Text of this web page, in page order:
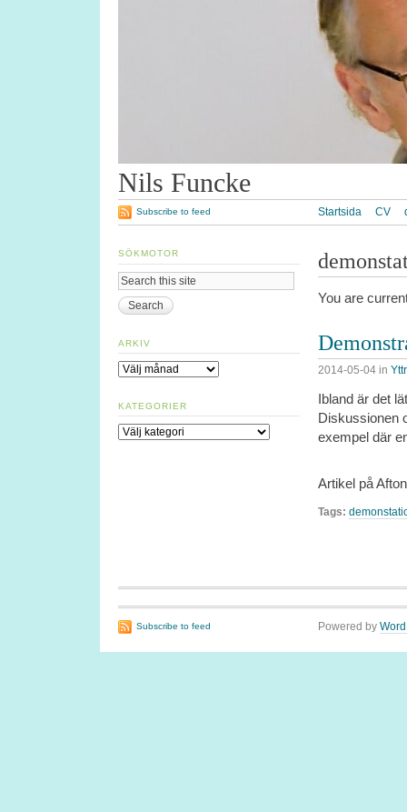
Nils Funcke
Startsida CV
Subscribe to feed
You are
2014-05-04 in
Ibland är det
Diskussionen
exempel där
Artikel på
Tags:
SÖKMOTOR
ARKIV
Arkiv
KATEGORIER
Kategorier
Subscribe to feed Powered by